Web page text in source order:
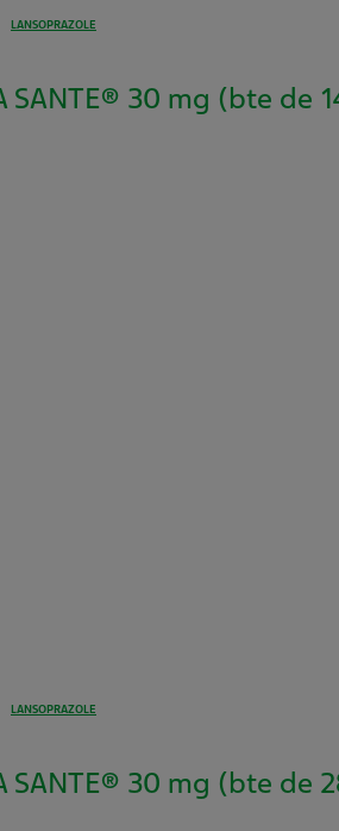
LANSOPRAZOLE
SANTE® 30 mg (bte de
LANSOPRAZOLE
SANTE® 30 mg (bte de